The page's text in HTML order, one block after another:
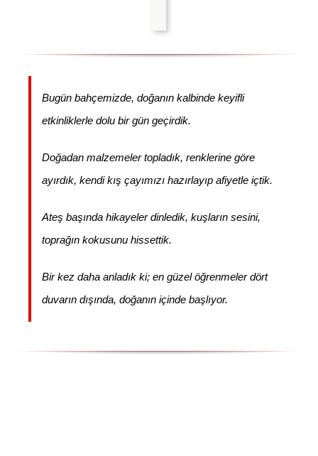
Bugün bahçemizde, doğanın kalbinde keyifli
etkinliklerle dolu bir gün geçirdik.
Doğadan malzemeler topladık, renklerine göre
ayırdık, kendi kış çayımızı hazırlayıp afiyetle içtik.
Ateş başında hikayeler dinledik, kuşların sesini,
toprağın kokusunu hissettik.
Bir kez daha anladık ki; en güzel öğrenmeler dört
duvarın dışında, doğanın içinde başlıyor.